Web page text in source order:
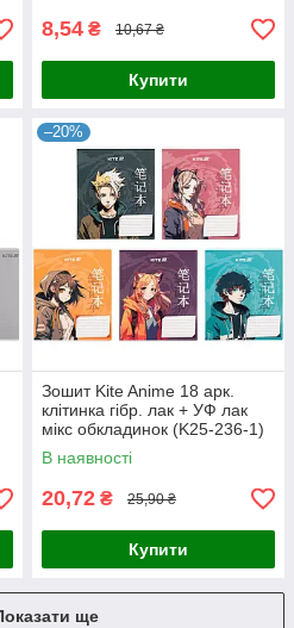
8,54 ₴ 10,67 ₴
Купити
–20%
Зошит Kite Anime 18 арк.
клітинка гібр. лак + УФ лак
мікс обкладинок (K25-236-1)
В наявності
20,72 ₴ 25,90 ₴
Купити
ще